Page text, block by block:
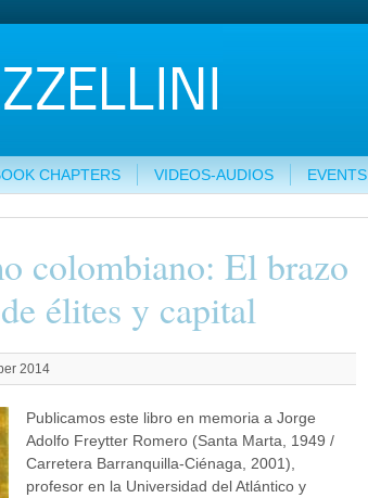
CHAPTERS VIDEOS-AUDIOS EVENTS
colombiano: El brazo
élites y capital
2014
Publicamos este libro en memoria a Jorge
Adolfo Freytter Romero (Santa Marta, 1949 /
Carretera Barranquilla-Ciénaga, 2001),
profesor en la Universidad del Atlántico y